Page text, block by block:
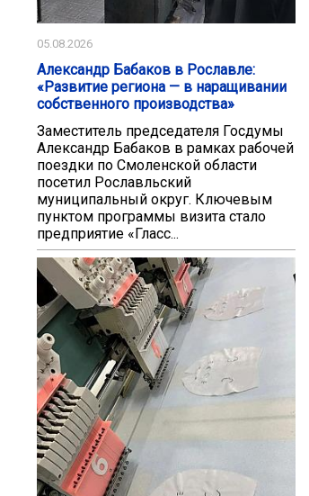
05.08.2026
Александр Бабаков в Рославле:
«Развитие региона — в наращивании
собственного производства»
Заместитель председателя Госдумы
Александр Бабаков в рамках рабочей
поездки по Смоленской области
посетил Рославльский
муниципальный округ. Ключевым
пунктом программы визита стало
предприятие «Гласс...